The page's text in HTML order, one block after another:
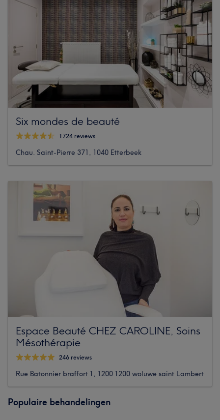
Six mondes de beauté
1724 reviews
Chau. Saint-Pierre 371, 1040 Etterbeek
Espace Beauté CHEZ CAROLINE, Soins
Mésothérapie
246 reviews
Rue Batonnier braffort 1, 1200 1200 woluwe saint Lambert
Populaire behandelingen